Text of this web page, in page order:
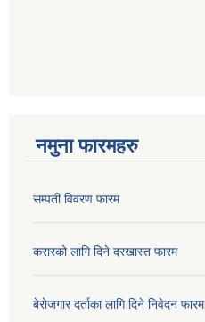
नमुना फारमहरु
सम्पती विवरण फारम
करारको लागि दिने दरखास्त फारम
बेरोजगार दर्ताका लागि दिने निवेदन फारम